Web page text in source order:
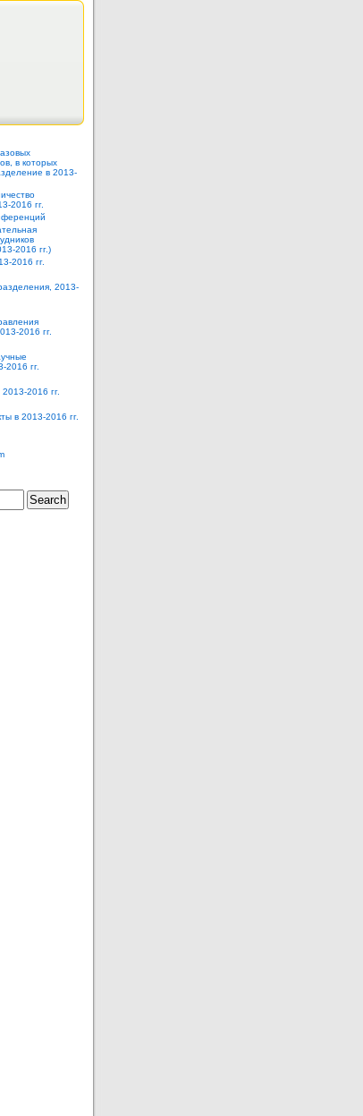
в которых
в 2013-
2016 гг.
2016 гг.)
2016 гг.
2013-
2016 гг.
2016 гг.
2016 гг.
в 2013-2016 гг.